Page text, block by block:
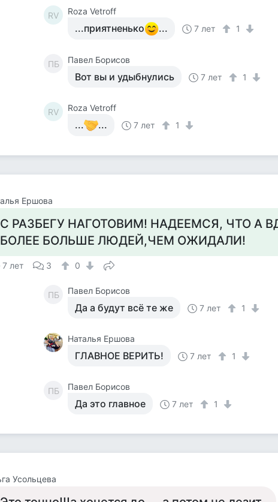
RV Roza Vetroff
...приятненько ... 7 лет 1
ПБ Павел Борисов
Вот вы и удыбнулись 7 лет 1
RV Roza Vetroff
... ... 7 лет 1
Ершова
С РАЗБЕГУ НАГОТОВИМ! НАДЕЕМСЯ, ЧТО А
БОЛЕЕ БОЛЬШЕ ЛЮДЕЙ,ЧЕМ ОЖИДАЛИ!
7 лет 3 0
ПБ Павел Борисов
Да а будут всё те же 7 лет 1
Наталья Ершова
ГЛАВНОЕ ВЕРИТЬ! 7 лет 1
ПБ Павел Борисов
Да это главное 7 лет 1
Усольцева